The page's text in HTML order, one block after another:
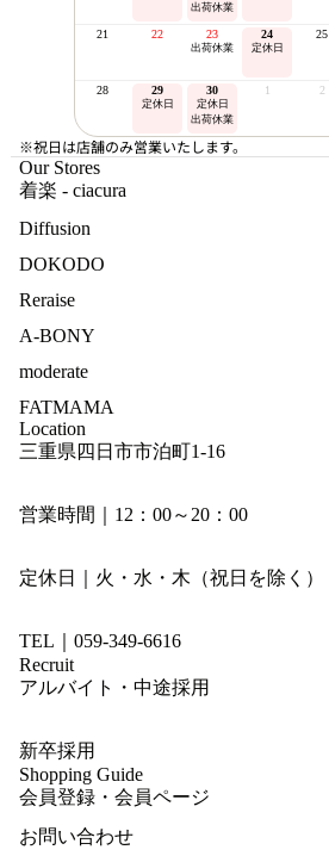
出荷休業
21 22 23
出荷休業
24
定休日
25
28 29
定休日
30
定休日
出荷休業
1 2
※祝日は店舗のみ営業いたします。
Our Stores
着楽 - ciacura
Diffusion
DOKODO
Reraise
A-BONY
moderate
FATMAMA
Location
三重県四日市市泊町1-16
営業時間｜12：00～20：00
定休日｜火・水・木（祝日を除く）
TEL｜059-349-6616
Recruit
アルバイト・中途採用
新卒採用
Shopping Guide
会員登録・会員ページ
お問い合わせ